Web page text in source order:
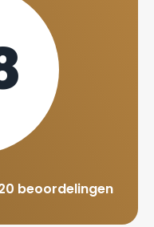
beoordelingen